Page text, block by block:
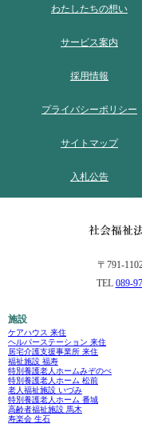
わたしたちの想い
サービス案内
採用情報
プライバシーポリシー
サイトマップ
入札公告
〒791-
TEL 089-
施設
ケアハウス 来住
ヘルパーステーション 来住
居宅介護支援事業所 来住
福祉施設 福寿
特別養護老人ホームみぞのべ
特別養護老人ホーム 松前
老人福祉施設 いづみ
特別養護老人ホーム 番城
高齢者福祉施設 馬木
寿楽会 生石